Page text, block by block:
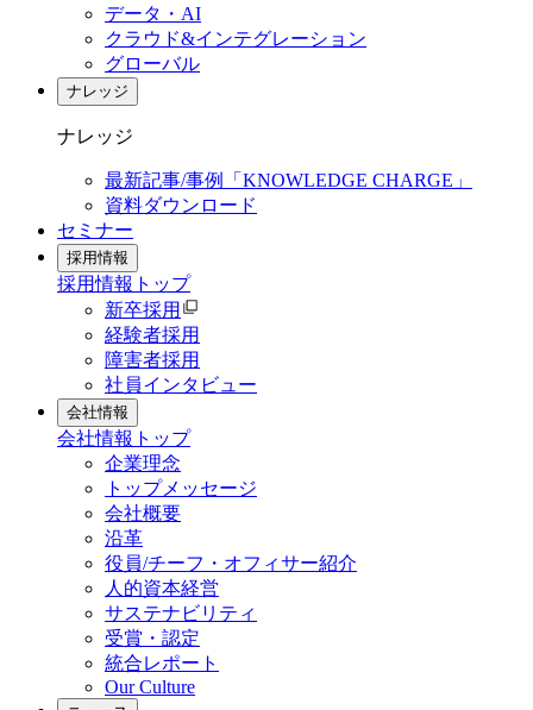
データ・AI
クラウド&インテグレーション
グローバル
ナレッジ
ナレッジ
最新記事/事例「KNOWLEDGE CHARGE」
資料ダウンロード
セミナー
採用情報
採用情報 トップ
新卒採用
経験者採用
障害者採用
社員インタビュー
会社情報
会社情報 トップ
企業理念
トップメッセージ
会社概要
沿革
役員/チーフ・オフィサー紹介
人的資本経営
サステナビリティ
受賞・認定
統合レポート
Our Culture